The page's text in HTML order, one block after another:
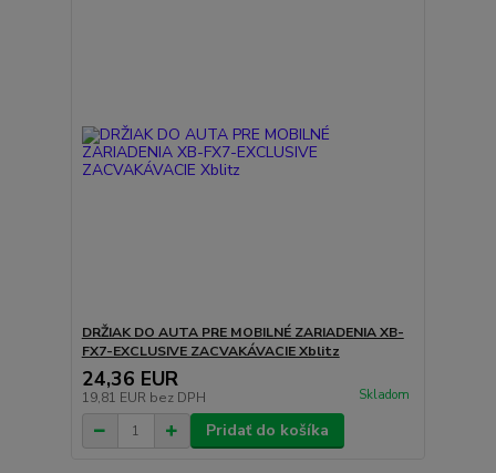
DRŽIAK DO AUTA PRE MOBILNÉ ZARIADENIA XB-
FX7-EXCLUSIVE ZACVAKÁVACIE Xblitz
24,36 EUR
19,81 EUR bez DPH Skladom
Pridať do košíka